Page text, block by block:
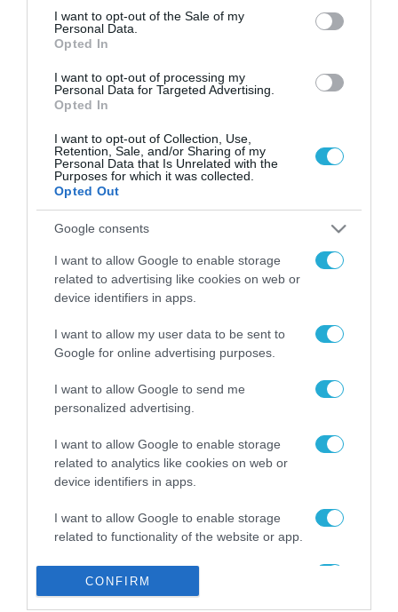
consent section.
I want to opt-out of the Sale of my
Personal Data.
Opted In
I want to opt-out of processing my
Personal Data for Targeted Advertising.
Opted In
I want to opt-out of Collection, Use,
Retention, Sale, and/or Sharing of my
Personal Data that Is Unrelated with the
Purposes for which it was collected.
Opted Out
Google consents
I want to allow Google to enable storage
related to advertising like cookies on web or
device identifiers in apps.
I want to allow my user data to be sent to
Google for online advertising purposes.
I want to allow Google to send me
personalized advertising.
I want to allow Google to enable storage
related to analytics like cookies on web or
device identifiers in apps.
I want to allow Google to enable storage
related to functionality of the website or app.
related to personalization.
CONFIRM
ΡΟΗ ΕΙΔΗΣΕΩΝ
Το χρηματοδοτούμενο
από την ΕΕ έργο “The
ενισχύει την ασφάλεια
των παιδιών στο
διαδίκτυο
31.07.2026
για τα πρόστιμα σε
παραβάσεις που
αφορούν τους ΦΗΜ
Σ. Καλαφάτης: «Η
δεν είναι απλώς μια
νέα τεχνολογία, είναι
μια νέα βιομηχανική
31.07.2026
Νέος οδηγός του ΕΚΤ
για τη χρηματοδότηση
των ελληνικών
επιχειρήσεων στον
χώρο της άμυνας
31.07.2026